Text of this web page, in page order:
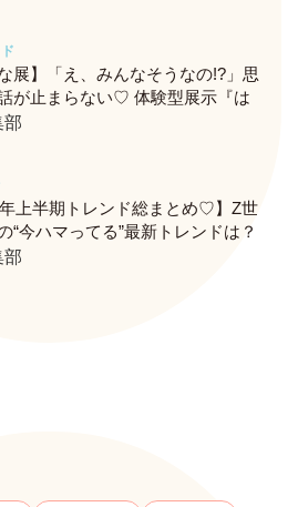
な展】「え、みんなそうなの!?」思
が止まらない♡ 体験型展示『は
に行ってきたレポ
部
年上半期トレンド総まとめ♡】Z世
“今ハマってる”最新トレンドは？
バズ予報もチェック♪
部